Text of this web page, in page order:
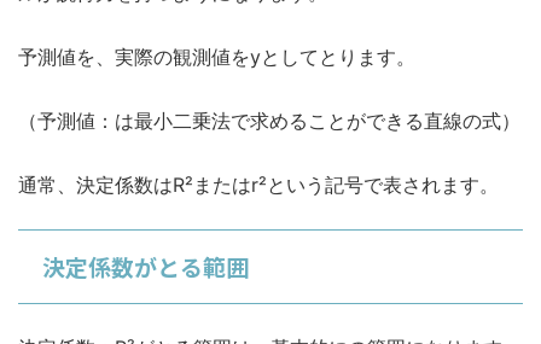
予測値を、実際の観測値をyとしてとります。
（予測値：は最小二乗法で求めることができる直線の式）
通常、決定係数はR²またはr²という記号で表されます。
決定係数がとる範囲